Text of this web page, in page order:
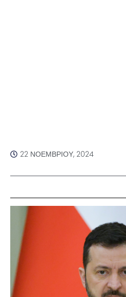
22 ΝΟΕΜΒΡΊΟΥ, 2024